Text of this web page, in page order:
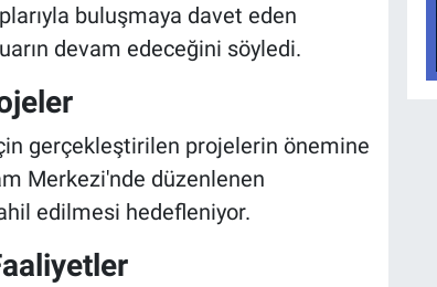
buluşmaya davet eden
devam edeceğini söyledi.
gerçekleştirilen projelerin önemine
Merkezi'nde düzenlenen
edilmesi hedefleniyor.